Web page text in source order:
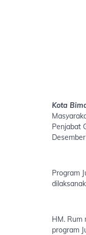
Kota
Penjabat
Program
HM. Rum
program